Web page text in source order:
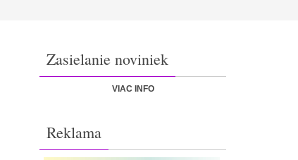
Zasielanie noviniek
VIAC INFO
Reklama